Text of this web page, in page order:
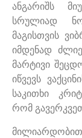
ანგარიშს
სრულიად
მაგისთვის
იმდენად
მარტივი
იწვევს
საკითხი
რომ